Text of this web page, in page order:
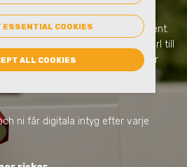
från start
om mer än att samla in dokument.
låst och dokumenterat – från kärl till
efter ert behov och uppfyller lagar
ni får digitala intyg efter varje
ESSENTIAL COOKIES
ALL COOKIES